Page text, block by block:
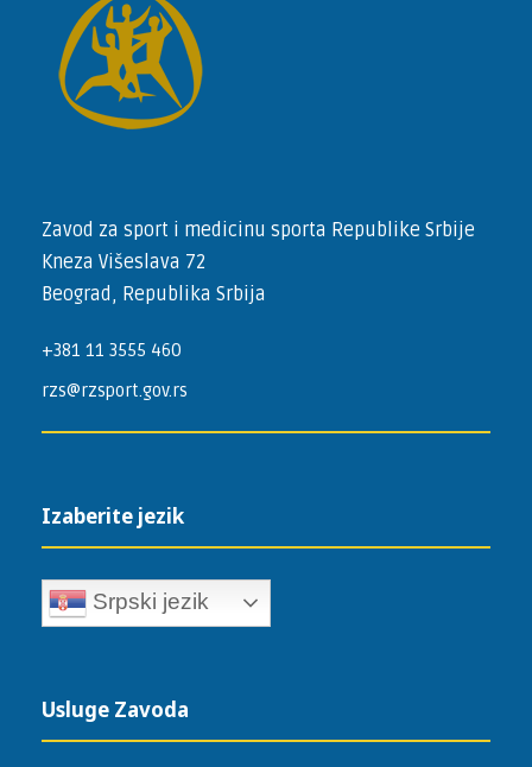
Zavod za sport i medicinu sporta Republike Srbije
Kneza Višeslava 72
Beograd, Republika Srbija
+381 11 3555 460
rzs@rzsport.gov.rs
Izaberite jezik
Srpski jezik
Usluge Zavoda